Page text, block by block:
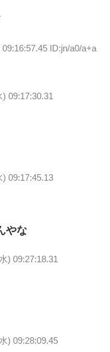
ID:jn/a0/a+a
09:17:30.31
) 09:17:45.13
やな
) 09:27:18.31
) 09:28:09.45